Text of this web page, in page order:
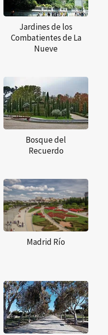
Jardines de los
Combatientes de La
Nueve
Bosque del
Recuerdo
Madrid Río